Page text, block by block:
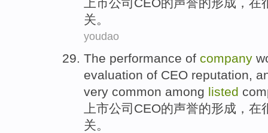
关 。
youdao
The performance of company
evaluation of CEO reputation,
very common among listed
上市公司 CEO的声誉的形成， 在
关。